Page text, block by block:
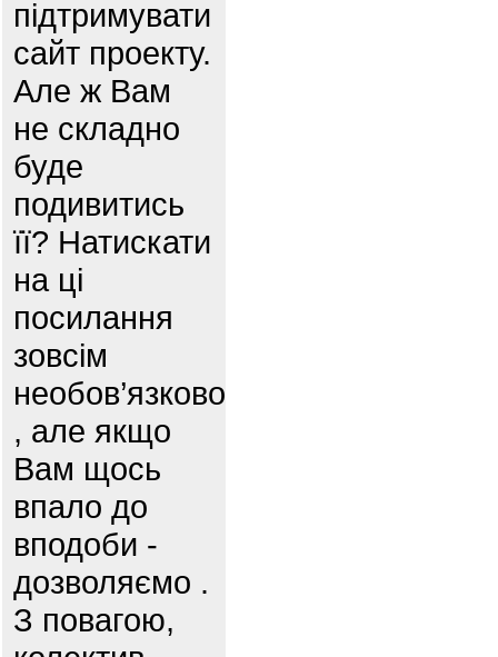
підтримувати
сайт проекту.
Але ж Вам
не складно
буде
подивитись
її? Натискати
на ці
посилання
зовсім
необов’язково
, але якщо
Вам щось
впало до
вподоби -
дозволяємо .
З повагою,